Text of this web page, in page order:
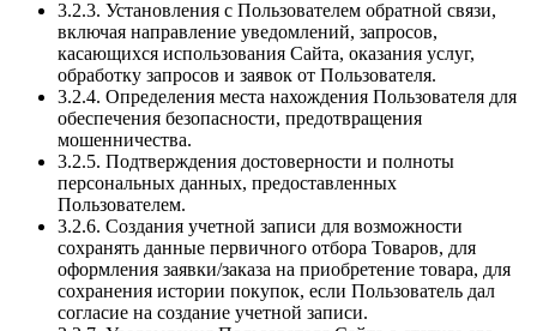
3.2.3. Установления с Пользователем обратной связи,
включая направление уведомлений, запросов,
касающихся использования Сайта, оказания услуг,
обработку запросов и заявок от Пользователя.
3.2.4. Определения места нахождения Пользователя для
обеспечения безопасности, предотвращения
мошенничества.
3.2.5. Подтверждения достоверности и полноты
персональных данных, предоставленных
Пользователем.
3.2.6. Создания учетной записи для возможности
сохранять данные первичного отбора Товаров, для
оформления заявки/заказа на приобретение товара, для
сохранения истории покупок, если Пользователь дал
согласие на создание учетной записи.